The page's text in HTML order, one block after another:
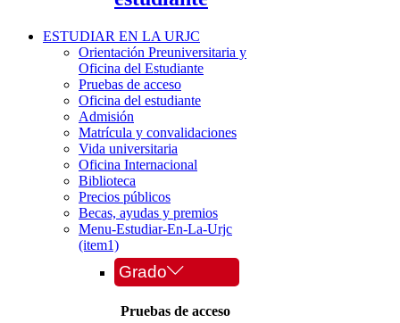
ESTUDIAR EN LA URJC
Orientación Preuniversitaria y
Oficina del Estudiante
Pruebas de acceso
Oficina del estudiante
Admisión
Matrícula y convalidaciones
Vida universitaria
Oficina Internacional
Biblioteca
Precios públicos
Becas, ayudas y premios
Menu-Estudiar-En-La-Urjc
(item1)
Grado
Pruebas de acceso